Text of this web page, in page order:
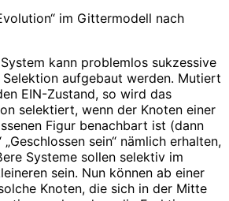
im Gittermodell nach
kann problemlos sukzessive
aufgebaut werden. Mutiert
EIN-Zustand, so wird das
selektiert, wenn der Knoten einer
Figur benachbart ist (dann
sein“ nämlich erhalten,
Systeme sollen selektiv im
sein. Nun können ab einer
Knoten, die sich in der Mitte